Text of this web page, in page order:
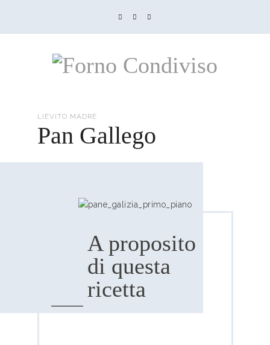
LIEVITO MADRE
Pan Gallego
A proposito
di questa
ricetta